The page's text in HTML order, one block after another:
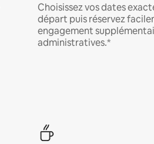
Choisissez vos dates
départ puis réservez
engagement
administratives.*